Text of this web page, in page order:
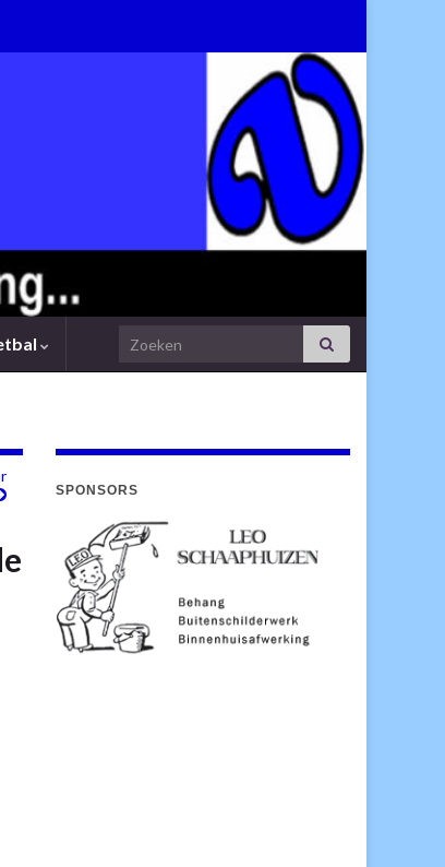
Search for:
SPONSORS